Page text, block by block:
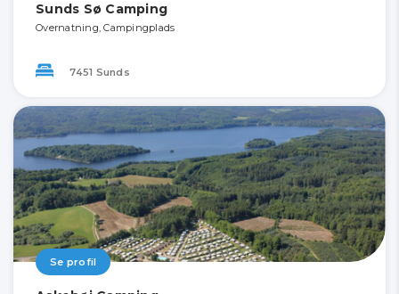
Sunds Sø Camping
Overnatning, Campingplads
7451 Sunds
Se profil